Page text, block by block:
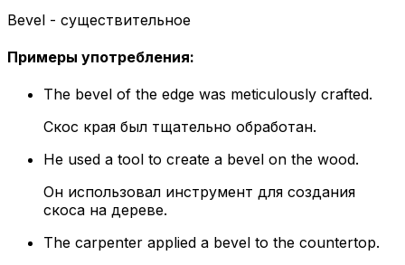
Bevel - существительное
Примеры употребления:
The bevel of the edge was meticulously crafted.
Скос края был тщательно обработан.
He used a tool to create a bevel on the wood.
Он использовал инструмент для создания
скоса на дереве.
The carpenter applied a bevel to the countertop.